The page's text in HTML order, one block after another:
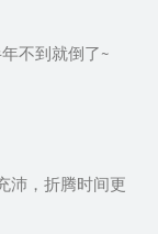
不到就倒了~
沛，折腾时间更